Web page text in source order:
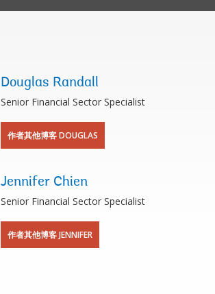
Douglas Randall
Senior Financial Sector Specialist
作者其他博客 DOUGLAS
Jennifer Chien
Senior Financial Sector Specialist
作者其他博客 JENNIFER